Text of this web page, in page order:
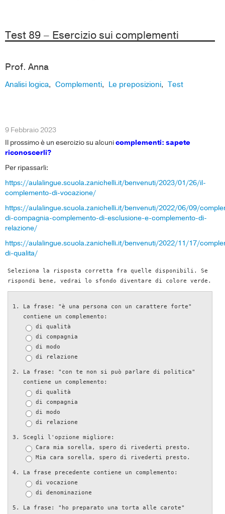
Test 89 – Esercizio sui complementi
Prof. Anna
Analisi logica, Complementi, Le preposizioni, Test
9 Febbraio 2023
Il prossimo è un esercizio su alcunicomplementi: sapete
riconoscerli?
Per ripassarli:
https://aulalingue.scuola.zanichelli.it/benvenuti/2023/01/26/il-
complemento-di-vocazione/
https://aulalingue.scuola.zanichelli.it/benvenuti/2022/06/09/
di-compagnia-complemento-di-esclusione-e-complemento-di-
relazione/
https://aulalingue.scuola.zanichelli.it/benvenuti/2022/11/17/
di-qualita/
Seleziona la risposta corretta fra quelle disponibili. Se
rispondi bene, vedrai lo sfondo diventare di colore verde.
La frase: "è una persona con un carattere forte"
contiene un complemento:
di qualità
di compagnia
di modo
di relazione
La frase: "con te non si può parlare di politica"
contiene un complemento:
di qualità
di compagnia
di modo
di relazione
Scegli l'opzione migliore:
Cara mia sorella, spero di rivederti presto.
Mia cara sorella, spero di rivederti presto.
La frase precedente contiene un complemento:
di vocazione
di denominazione
La frase: "ho preparato una torta alle carote"